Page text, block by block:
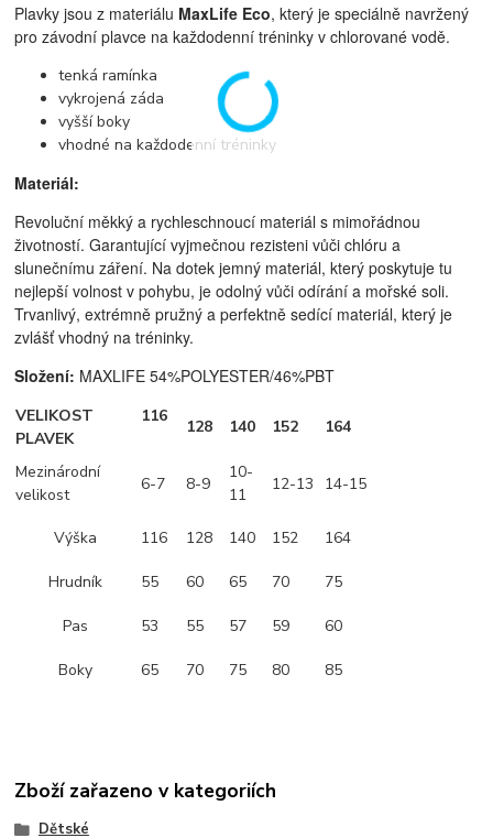
Plavky jsou z materiálu MaxLife Eco, který je speciálně navržený
pro závodní plavce na každodenní tréninky v chlorované vodě.
tenká ramínka
vykrojená záda
vyšší boky
vhodné na každodenní tréninky
Materiál:
Revoluční měkký a rychleschnoucí materiál s mimořádnou
životností. Garantující vyjmečnou rezisteni vůči chlóru a
slunečnímu záření. Na dotek jemný materiál, který poskytuje tu
nejlepší volnost v pohybu, je odolný vůči odírání a mořské soli.
Trvanlivý, extrémně pružný a perfektně sedící materiál, který je
zvlášť vhodný na tréninky.
Složení: MAXLIFE 54%POLYESTER/46%PBT
VELIKOST
PLAVEK
116
128 140 152 164
Mezinárodní
velikost
6-7 8-9
10-
11
12-13 14-15
Výška 116 128 140 152 164
Hrudník 55 60 65 70 75
Pas 53 55 57 59 60
Boky 65 70 75 80 85
Zboží zařazeno v kategoriích
Dětské